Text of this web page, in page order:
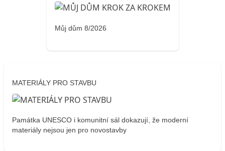
Můj dům 8/2026
MATERIÁLY PRO STAVBU
Památka UNESCO i komunitní sál dokazují, že moderní
materiály nejsou jen pro novostavby